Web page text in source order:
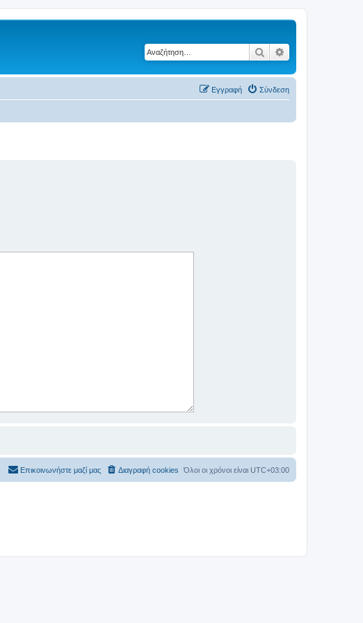
Αναζήτηση
Σύνδεση
Εγγραφή
Όλοι οι χρόνοι είναι UTC+03:00
Διαγραφή cookies
Επικοινωνήστε μαζί μας